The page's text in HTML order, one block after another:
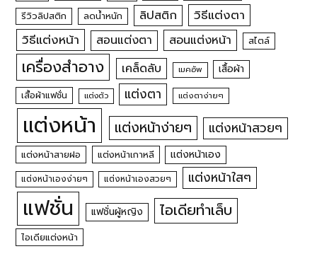
รีวิวลิปสติก ลดน้ำหนัก ลิปสติก
วิธีแต่งตา
วิธีแต่งหน้า
สอนแต่งตา สอนแต่งหน้า สไตล์
เครื่องสำอาง เคล็ดลับ เมคอัพ เสื้อผ้า
เสื้อผ้าแฟชั่น แต่งตัว แต่งตา แต่งตาง่ายๆ
แต่งหน้า แต่งหน้าง่ายๆ แต่งหน้าสวยๆ
แต่งหน้าสายฝอ แต่งหน้าเกาหลี แต่งหน้าเอง
แต่งหน้าเองง่ายๆ แต่งหน้าเองสวยๆ แต่งหน้าใสๆ
แฟชั่น แฟชั่นผู้หญิง ไอเดียทำเล็บ
ไอเดียแต่งหน้า